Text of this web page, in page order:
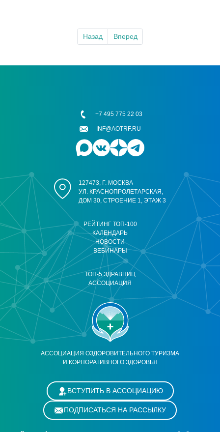
Назад Вперед
АССОЦИАЦИЯ ОЗДОРОВИТЕЛЬНОГО ТУРИЗМА
И КОРПОРАТИВНОГО ЗДОРОВЬЯ
РЕЙТИНГ ТОП-100
КАЛЕНДАРЬ
НОВОСТИ
ВЕБИНАРЫ
ТОП-5 ЗДРАВНИЦ
АССОЦИАЦИЯ
127473, Г. МОСКВА
УЛ. КРАСНОПРОЛЕТАРСКАЯ,
ДОМ 30, СТРОЕНИЕ 1, ЭТАЖ 3
+7 495 775 22 03
INF@AOTRF.RU
ВСТУПИТЬ В АССОЦИАЦИЮ
ПОДПИСАТЬСЯ НА РАССЫЛКУ